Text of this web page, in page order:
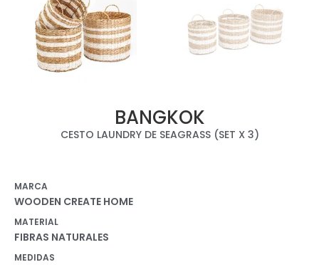
BANGKOK
CESTO LAUNDRY DE SEAGRASS (SET X 3)
MARCA
WOODEN CREATE HOME
MATERIAL
FIBRAS NATURALES
MEDIDAS